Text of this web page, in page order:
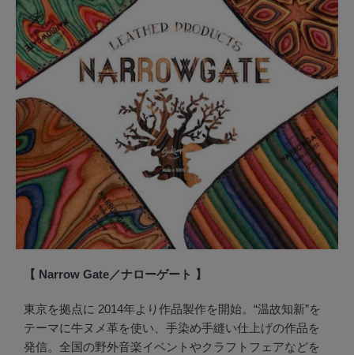
【 Narrow Gate／ナローゲート 】
東京を拠点に 2014年より作品製作を開始。“温故知新”を
テーマに牛ヌメ革を使い、手染め手縫い仕上げの作品を
発信。全国の野外音楽イベントやクラフトフェアなどを